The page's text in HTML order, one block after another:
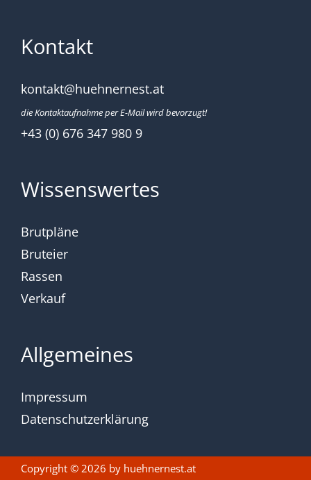
Kontakt
kontakt@huehnernest.at
die Kontaktaufnahme per E-Mail wird bevorzugt!
+43 (0) 676 347 980 9
Wissenswertes
Brutpläne
Bruteier
Rassen
Verkauf
Allgemeines
Impressum
Datenschutzerklärung
Copyright © 2026 by huehnernest.at